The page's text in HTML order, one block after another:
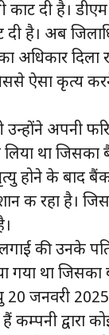
दी है।
है। अब
दिला
ऐसा कृत्य
उन्होंने अपनी
था जिसका
होने के बाद
क रहा है।
लगाई की उनके
था जिसका
जनवरी
द्वारा